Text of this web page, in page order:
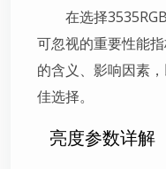
在选择
可忽视的重要性能
的含义、影响因素
佳选择。
亮度参数详解